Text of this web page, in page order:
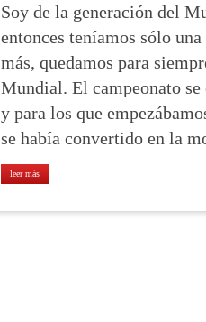
Soy de la generación del
entonces teníamos sólo
más, quedamos para
Mundial. El campeonato
y para los que
se había convertido en la
leer más